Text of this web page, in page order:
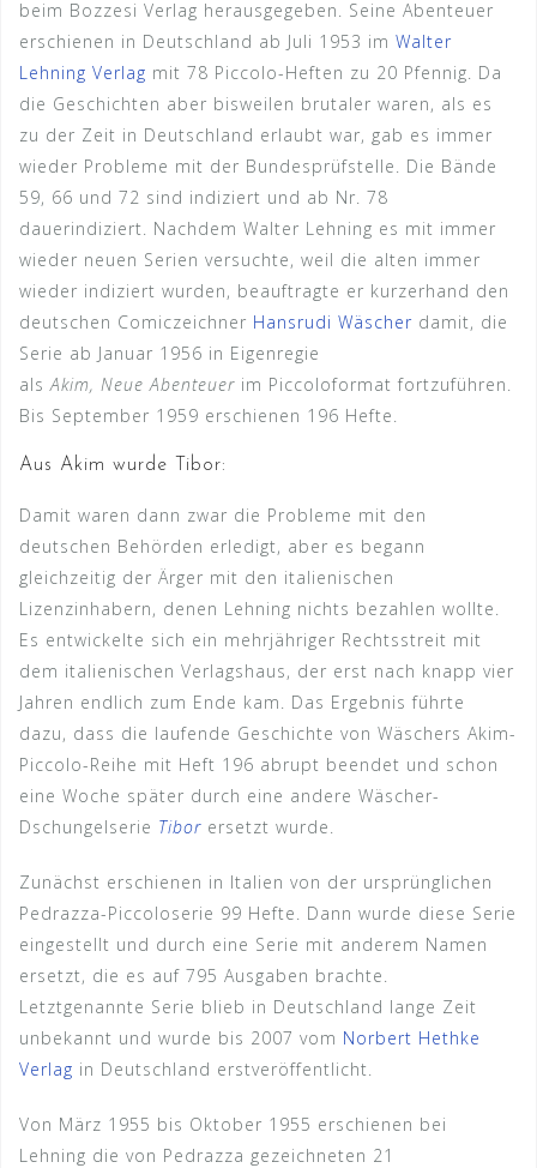
beim Bozzesi Verlag herausgegeben. Seine Abenteuer
erschienen in Deutschland ab Juli 1953 im Walter
Lehning Verlag mit 78 Piccolo-Heften zu 20 Pfennig. Da
die Geschichten aber bisweilen brutaler waren, als es
zu der Zeit in Deutschland erlaubt war, gab es immer
wieder Probleme mit der Bundesprüfstelle. Die Bände
59, 66 und 72 sind indiziert und ab Nr. 78
dauerindiziert. Nachdem Walter Lehning es mit immer
wieder neuen Serien versuchte, weil die alten immer
wieder indiziert wurden, beauftragte er kurzerhand den
deutschen Comiczeichner Hansrudi Wäscher damit, die
Serie ab Januar 1956 in Eigenregie
alsAkim, Neue Abenteuer im Piccoloformat fortzuführen.
Bis September 1959 erschienen 196 Hefte.
Aus Akim wurde Tibor:
Damit waren dann zwar die Probleme mit den
deutschen Behörden erledigt, aber es begann
gleichzeitig der Ärger mit den italienischen
Lizenzinhabern, denen Lehning nichts bezahlen wollte.
Es entwickelte sich ein mehrjähriger Rechtsstreit mit
dem italienischen Verlagshaus, der erst nach knapp vier
Jahren endlich zum Ende kam. Das Ergebnis führte
dazu, dass die laufende Geschichte von Wäschers Akim-
Piccolo-Reihe mit Heft 196 abrupt beendet und schon
eine Woche später durch eine andere Wäscher-
Dschungelserie Tibor ersetzt wurde.
Zunächst erschienen in Italien von der ursprünglichen
Pedrazza-Piccoloserie 99 Hefte. Dann wurde diese Serie
eingestellt und durch eine Serie mit anderem Namen
ersetzt, die es auf 795 Ausgaben brachte.
Letztgenannte Serie blieb in Deutschland lange Zeit
unbekannt und wurde bis 2007 vom Norbert Hethke
Verlag in Deutschland erstveröffentlicht.
Von März 1955 bis Oktober 1955 erschienen bei
Lehning die von Pedrazza gezeichneten 21